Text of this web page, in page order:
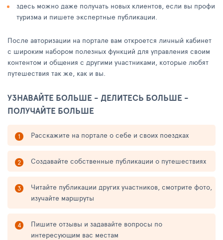
здесь можно даже получать новых клиентов, если вы профи
туризма и пишете экспертные публикации.
После авторизации на портале вам откроется личный кабинет
с широким набором полезных функций для управления своим
контентом и общения с другими участниками, которые любят
путешествия так же, как и вы.
УЗНАВАЙТЕ БОЛЬШЕ - ДЕЛИТЕСЬ БОЛЬШЕ -
ПОЛУЧАЙТЕ БОЛЬШЕ
Расскажите на портале о себе и своих поездках
Создавайте собственные публикации о путешествиях
Читайте публикации других участников, смотрите фото,
изучайте маршруты
Пишите отзывы и задавайте вопросы по
интересующим вас местам